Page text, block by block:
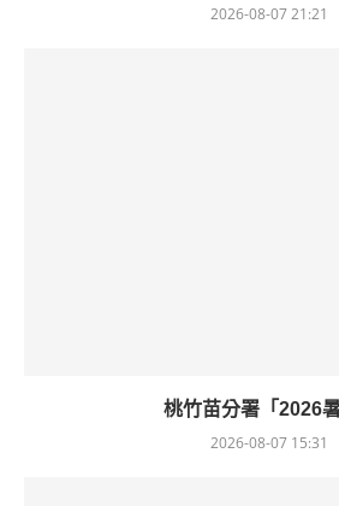
2026-08-07 21:21
桃竹苗分署「2026
2026-08-07 15:31